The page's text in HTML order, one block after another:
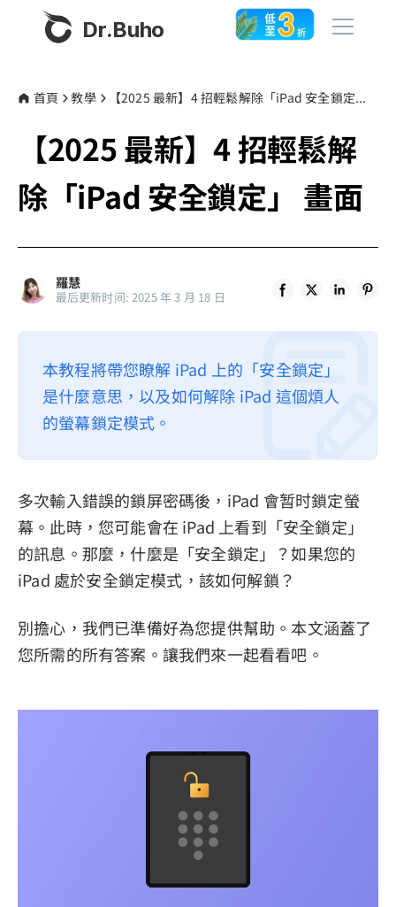
Dr.Buho
產品
BuhoCleaner
BuhoUnlocker
BuhoRepair
BuhoNTFS
商店
關於我們
聯絡我們
隱私權政策
首頁 教學 【2025 最新】4 招輕鬆解除「iPad 安全鎖定」 畫面
【2025 最新】4 招輕鬆解
除「iPad 安全鎖定」 畫面
羅慧
最后更新时间: 2025 年 3 月 18 日
本教程將帶您瞭解 iPad 上的「安全鎖定」
是什麼意思，以及如何解除 iPad 這個煩人
的螢幕鎖定模式。
多次輸入錯誤的鎖屏密碼後，iPad 會暂时鎖定螢
幕。此時，您可能會在 iPad 上看到「安全鎖定」
的訊息。那麼，什麼是「安全鎖定」？如果您的
iPad 處於安全鎖定模式，該如何解鎖？
別擔心，我們已準備好為您提供幫助。本文涵蓋了
您所需的所有答案。讓我們來一起看看吧。